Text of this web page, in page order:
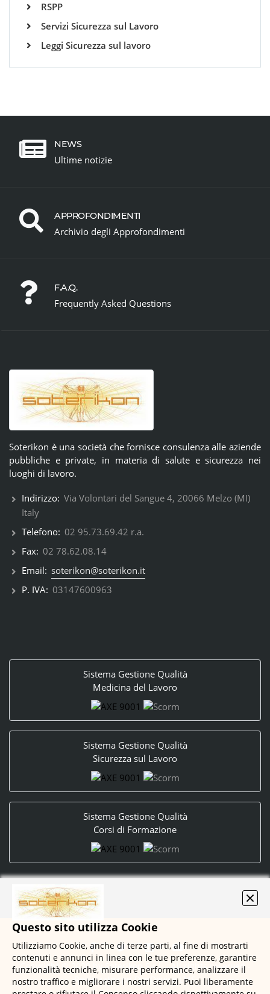
RSPP
Servizi Sicurezza sul Lavoro
Leggi Sicurezza sul lavoro
NEWS
Ultime notizie
APPROFONDIMENTI
Archivio degli Approfondimenti
F.A.Q.
Frequently Asked Questions
Soterikon è una società che fornisce consulenza alle aziende
pubbliche e private, in materia di salute e sicurezza nei
luoghi di lavoro.
Indirizzo: Via Volontari del Sangue 4, 20066 Melzo (MI)
Italy
Telefono: 02 95.73.69.42 r.a.
Fax: 02 78.62.08.14
Email: soterikon@soterikon.it
P. IVA: 03147600963
Sistema Gestione Qualità
Medicina del Lavoro
Sistema Gestione Qualità
Sicurezza sul Lavoro
Sistema Gestione Qualità
Corsi di Formazione
Copyright © 2020 by Soterikon S.r.l. - All rights reserved -
Realizzato conDynDevice LMS
Questo sito utilizza Cookie
Utilizziamo Cookie, anche di terze parti, al fine di mostrarti
contenuti e annunci in linea con le tue preferenze, garantire
funzionalità tecniche, misurare performance, analizzare il
nostro traffico e migliorare i nostri servizi. Puoi liberamente